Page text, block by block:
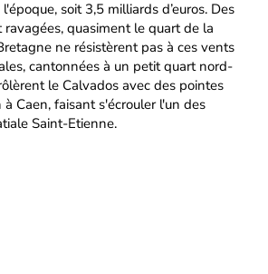
soit 3,5 milliards d’euros. Des
quasiment le quart de la
ne résistèrent pas à ces vents
cantonnées à un petit quart nord-
le Calvados avec des pointes
Caen, faisant s'écrouler l'un des
Saint-Etienne.